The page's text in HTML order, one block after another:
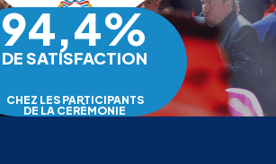
94,4%
DE SATISFACTION
CHEZ LES PARTICIPANTS
DE LA CÉRÉMONIE